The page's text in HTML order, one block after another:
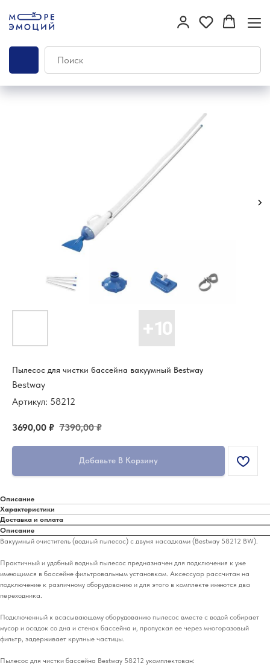
Пылесос для чистки бассейна вакуумный Bestway
Bestway
Артикул: 58212
3690,00 ₽ 7390,00 ₽
Добавьте В Корзину
Описание
Характеристики
Доставка и оплата
Описание
Вакуумный очиститель (водный пылесос) с двумя насадками (Bestway 58212 BW).
Практичный и удобный водный пылесос предназначен для подключения к уже
имеющимся в бассейне фильтровальным установкам. Аксессуар рассчитан на
подключение к различному оборудованию и для этого в комплекте имеются два
переходника.
Подключенный к всасывающему оборудованию пылесос вместе с водой собирает
мусор и осадок со дна и стенок бассейна и, пропуская ее через многоразовый
фильтр, задерживает крупные частицы.
Пылесос для чистки бассейна Bestway 58212 укомплектован: